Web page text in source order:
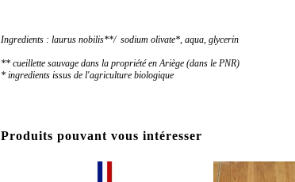
Ingredients : laurus nobilis**/ sodium olivate*, aqua, glycerin
** cueillette sauvage dans la propriété en Ariège (dans le PNR)
* ingredients issus de l'agriculture biologique
Produits pouvant vous intéresser